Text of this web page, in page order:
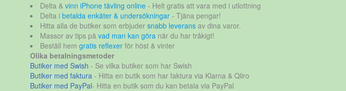
Delta & vinn iPhone tävling online - Helt gratis att vara med i utlottning
Delta i betalda enkäter & undersökningar - Tjäna pengar!
Hitta alla de butiker som erbjuder snabb leveransav dina varor.
Massor av tips på vad man kan göranär du har tråkigt!
Beställ hem gratis reflexerför höst & vinter
Olika betalningsmetoder
Butiker med Swish - Se vilka butiker som har Swish
Butiker med faktura- Hitta en butik som har faktura via Klarna & Qliro
Butiker med PayPal- Hitta en butik som du kan betala via PayPal